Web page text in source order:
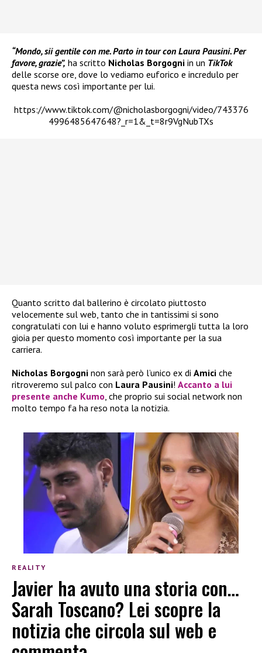
“Mondo, sii gentile con me. Parto in tour con Laura Pausini. Per
favore, grazie”, ha scritto Nicholas Borgogni in un TikTok
delle scorse ore, dove lo vediamo euforico e incredulo per
questa news così importante per lui.
https://www.tiktok.com/@nicholasborgogni/video/743376
4996485647648?_r=1&_t=8r9VgNubTXs
Quanto scritto dal ballerino è circolato piuttosto
velocemente sul web, tanto che in tantissimi si sono
congratulati con lui e hanno voluto esprimergli tutta la loro
gioia per questo momento così importante per la sua
carriera.
Nicholas Borgogni non sarà però l’unico ex di Amici che
ritroveremo sul palco con Laura Pausini! Accanto a lui
presente anche Kumo, che proprio sui social network non
molto tempo fa ha reso nota la notizia.
REALITY
Javier ha avuto una storia con…
Sarah Toscano? Lei scopre la
notizia che circola sul web e